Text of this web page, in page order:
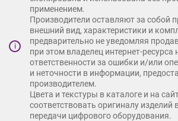
i
применением.
Производители оставляют за собой
внешний вид, характеристики и
предварительно не уведомляя
при этом владелец интернет-ресурса
ответственности за ошибки и/или
и неточности в информации,
производителем.
Цвета и текстуры в каталоге и на
соответствовать оригиналу изделий
передачи цифрового оборудования.